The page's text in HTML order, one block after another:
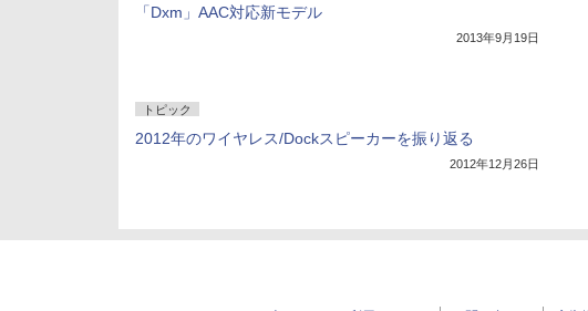
「Dxm」AAC対応新モデル
2013年9月19日
トピック
2012年のワイヤレス/Dockスピーカーを振り返る
2012年12月26日